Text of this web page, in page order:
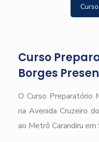
Curso
Borges
O Curso Preparatório
na Avenida Cruzeiro
ao Metrô Carandiru em